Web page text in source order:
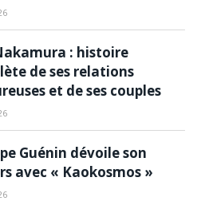
: histoire
de ses relations
et de ses couples
Guénin dévoile son
avec « Kaokosmos »